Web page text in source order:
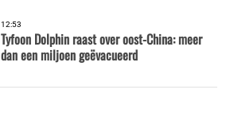
12:53
Tyfoon Dolphin raast over oost-China: meer
dan een miljoen geëvacueerd